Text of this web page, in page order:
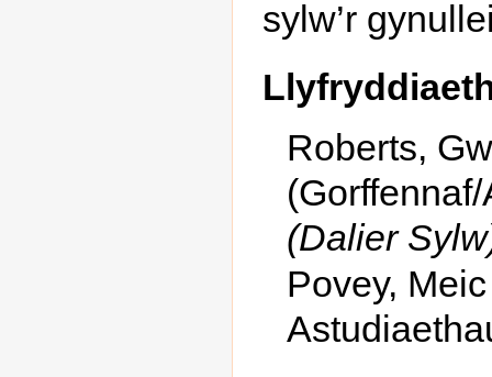
sylw’r
Roberts,
(Dalier
Povey,